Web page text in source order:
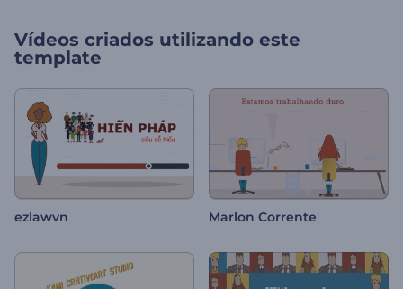
Vídeos criados utilizando este
template
ezlawvn Marlon Corrente